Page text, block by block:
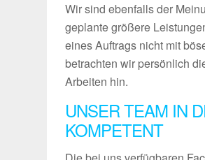
Wir sind ebenfalls der
geplante größere
eines Auftrags nicht mit
betrachten wir persönlich
Arbeiten hin.
UNSER TEAM IN
KOMPETENT